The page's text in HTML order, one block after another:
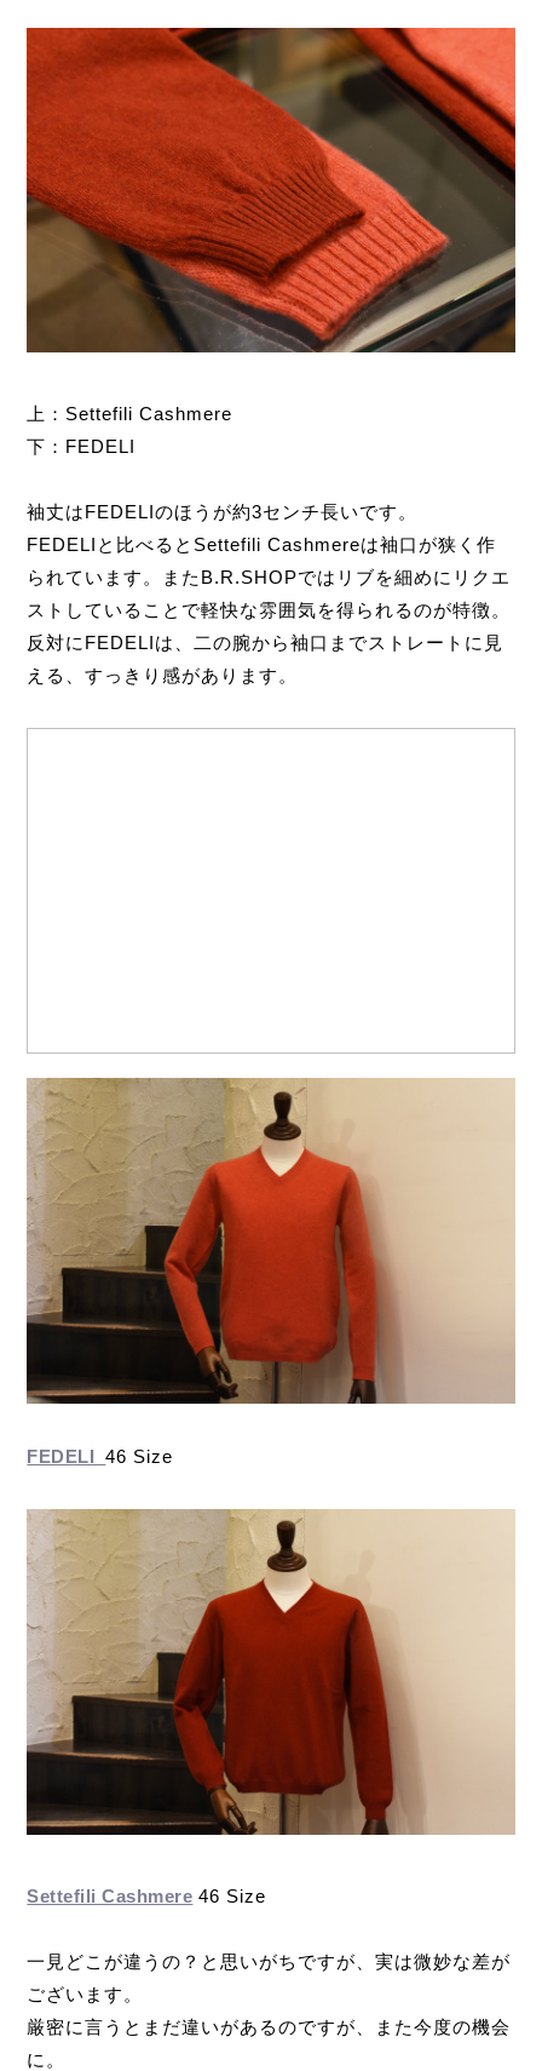
上：Settefili Cashmere
下：FEDELI
袖丈はFEDELIのほうが約3センチ長いです。
FEDELIと比べるとSettefili Cashmereは袖口が狭く作
られています。またB.R.SHOPではリブを細めにリクエ
ストしていることで軽快な雰囲気を得られるのが特徴。
反対にFEDELIは、二の腕から袖口までストレートに見
える、すっきり感があります。
FEDELI46 Size
Settefili Cashmere 46 Size
一見どこが違うの？と思いがちですが、実は微妙な差が
ございます。
厳密に言うとまだ違いがあるのですが、また今度の機会
に。